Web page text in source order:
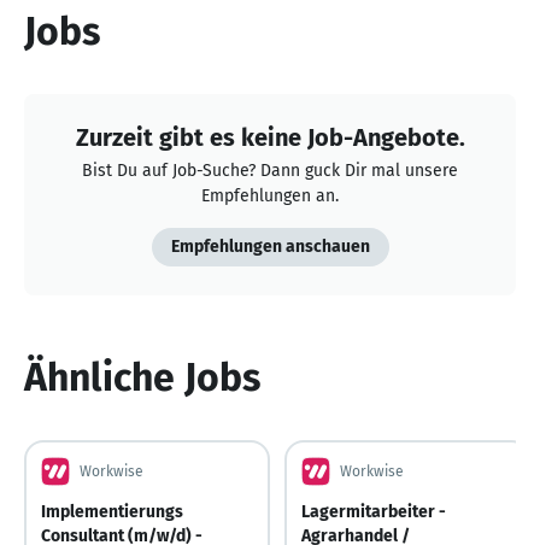
Jobs
Zurzeit gibt es keine Job-Angebote.
Bist Du auf Job-Suche? Dann guck Dir mal unsere
Empfehlungen an.
Empfehlungen anschauen
Ähnliche Jobs
Workwise
Implementierungs
Consultant (m/w/d) -
Workwise
Lagermitarbeiter -
Agrarhandel /